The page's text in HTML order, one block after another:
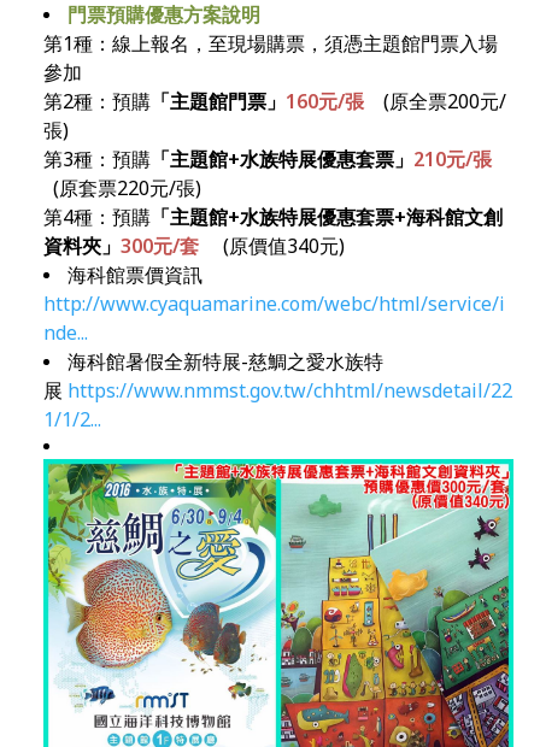
門票預購優惠方案說明
第1種：線上報名，至現場購票，須憑主題館門票入場
參加
第2種：預購 「主題館門票」 160元/張
(原全票200元/
張)
第3種：預購 「主題館+水族特展優惠套票」 210元/張
(原套票220元/張)
第4種：預購 「主題館+水族特展優惠套票+海科館文創
資料夾」300元/套
(原價值340元)
海科館票價資訊
http://www.cyaquamarine.com/webc/html/service/i
nde...
海科館暑假全新特展-慈鯛之愛水族特
展 https://www.nmmst.gov.tw/chhtml/newsdetail/22
1/1/2...